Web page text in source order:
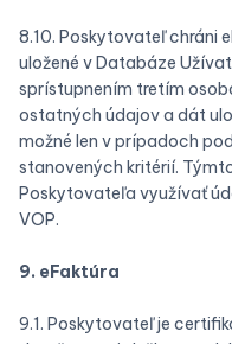
8.10. Poskytovateľ chráni
uložené v Databáze
sprístupnením tretím
ostatných údajov a dát
možné len v prípadoch
stanovených kritérií.
Poskytovateľa využívať
VOP.
9. eFaktúra
9.1. Poskytovateľ je